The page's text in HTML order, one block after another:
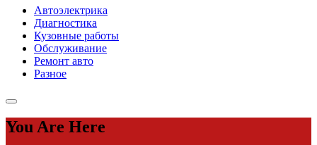
Автоэлектрика
Диагностика
Кузовные работы
Обслуживание
Ремонт авто
Разное
You Are Here